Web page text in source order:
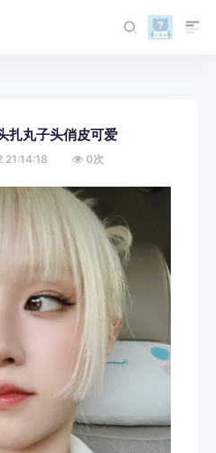
扎丸子头俏皮可爱
0次